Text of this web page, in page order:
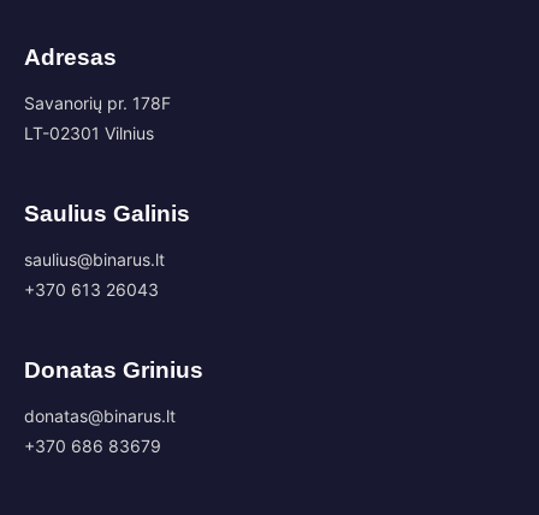
Adresas
Savanorių pr. 178F
LT-02301 Vilnius
Saulius Galinis
saulius@binarus.lt
+370 613 26043
Donatas Grinius
donatas@binarus.lt
+370 686 83679